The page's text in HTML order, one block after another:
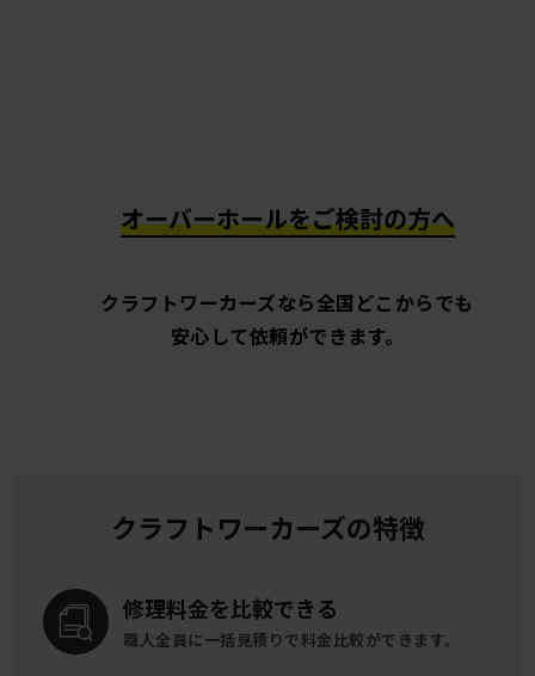
オーバーホールをご検討の方へ
クラフトワーカーズなら全国どこからでも
安心して依頼ができます。
クラフトワーカーズの特徴
修理料金を比較できる
職人全員に一括見積りで料金比較ができます。